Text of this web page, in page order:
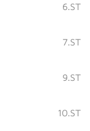
6.ST
7.ST
9.ST
10.ST